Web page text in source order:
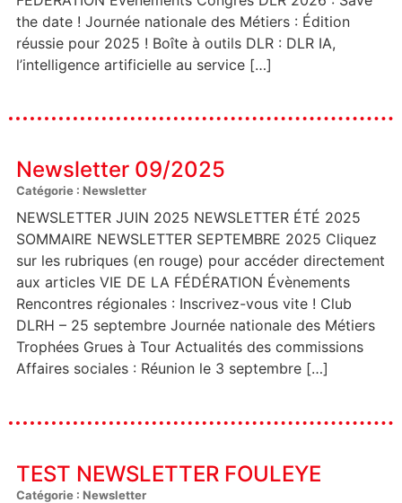
the date ! Journée nationale des Métiers : Édition
réussie pour 2025 ! Boîte à outils DLR : DLR IA,
l’intelligence artificielle au service […]
Newsletter 09/2025
Catégorie : Newsletter
NEWSLETTER JUIN 2025 NEWSLETTER ÉTÉ 2025
SOMMAIRE NEWSLETTER SEPTEMBRE 2025 Cliquez
sur les rubriques (en rouge) pour accéder directement
aux articles VIE DE LA FÉDÉRATION Évènements
Rencontres régionales : Inscrivez-vous vite ! Club
DLRH – 25 septembre Journée nationale des Métiers
Trophées Grues à Tour Actualités des commissions
Affaires sociales : Réunion le 3 septembre […]
TEST NEWSLETTER FOULEYE
Catégorie : Newsletter